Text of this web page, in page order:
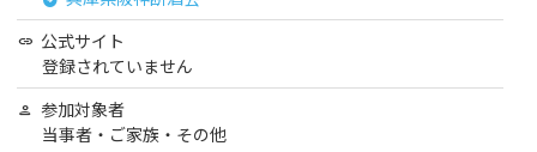
link 公式サイト
登録されていません
person 参加対象者
当事者・ご家族・その他